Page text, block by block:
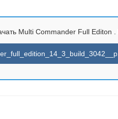
Multi Commander Full Editon